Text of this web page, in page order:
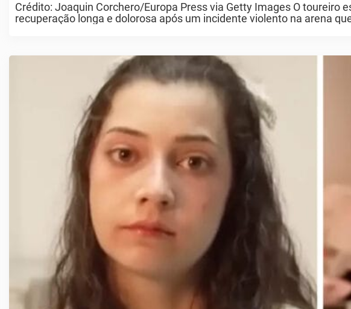
Crédito: Joaquin Corchero/Europa Press via Getty Images O toureiro
recuperação longa e dolorosa após um incidente violento na arena